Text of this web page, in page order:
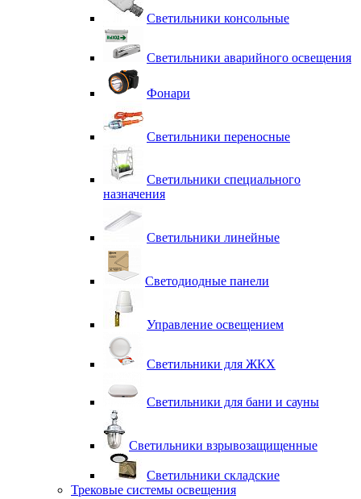
Светильники консольные
Светильники аварийного освещения
Фонари
Светильники переносные
Светильники специального
назначения
Светильники линейные
Светодиодные панели
Управление освещением
Светильники для ЖКХ
Светильники для бани и сауны
Светильники взрывозащищенные
Светильники складские
Трековые системы освещения